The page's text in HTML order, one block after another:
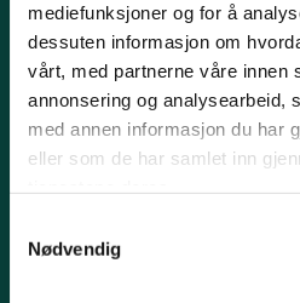
mediefunksjoner og for å
dessuten informasjon om
vårt, med partnerne våre innen
annonsering og analysearbeid,
med annen informasjon du har
eller som de har samlet inn
Nødvendig
Suldal
Vindafjord og Etne
Kontakt oss
Post:Henrik Ibsensgate 59, 4021
Besøk:
Mostun natursenter,
Inge Steenslands hus, Henrik
Telefon NiR: